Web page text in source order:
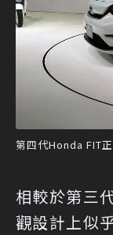
第四代Honda FIT
相較於第三
觀設計上似